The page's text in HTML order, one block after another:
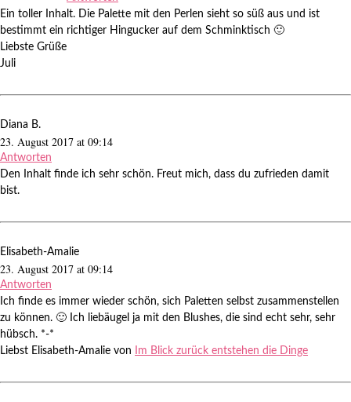
Ein toller Inhalt. Die Palette mit den Perlen sieht so süß aus und ist
bestimmt ein richtiger Hingucker auf dem Schminktisch 🙂
Liebste Grüße
Juli
Diana B.
23. August 2017 at 09:14
Antworten
Den Inhalt finde ich sehr schön. Freut mich, dass du zufrieden damit
bist.
Elisabeth-Amalie
23. August 2017 at 09:14
Antworten
Ich finde es immer wieder schön, sich Paletten selbst zusammenstellen
zu können. 🙂 Ich liebäugel ja mit den Blushes, die sind echt sehr, sehr
hübsch. *-*
Liebst Elisabeth-Amalie von
Im Blick zurück entstehen die Dinge